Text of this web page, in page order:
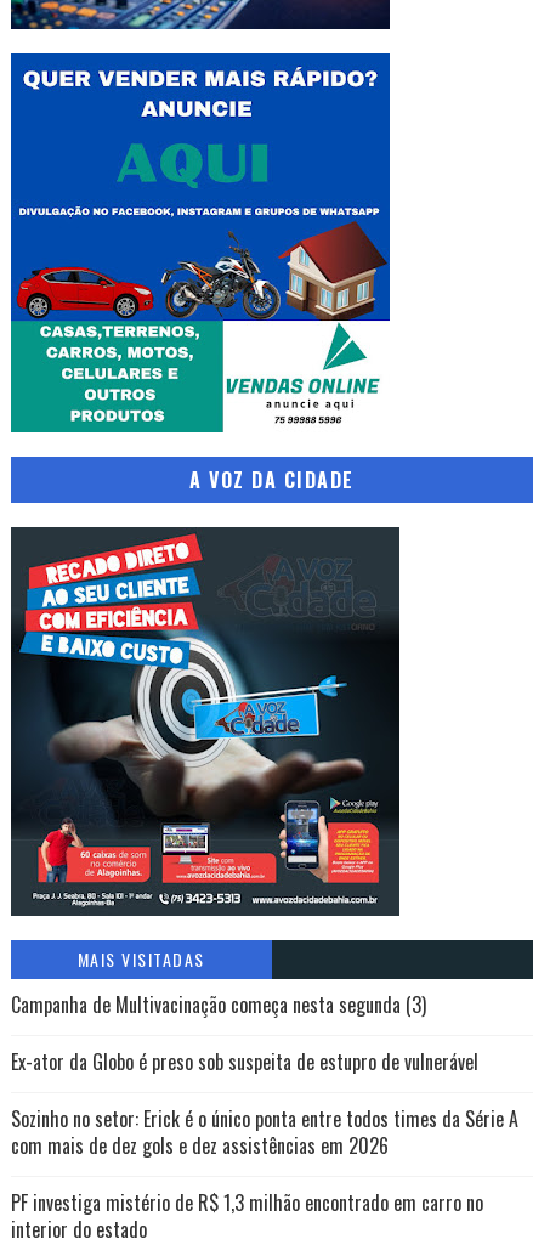
A VOZ DA CIDADE
MAIS VISITADAS
Campanha de Multivacinação começa nesta segunda (3)
Ex-ator da Globo é preso sob suspeita de estupro de vulnerável
Sozinho no setor: Erick é o único ponta entre todos times da Série A
com mais de dez gols e dez assistências em 2026
PF investiga mistério de R$ 1,3 milhão encontrado em carro no
interior do estado